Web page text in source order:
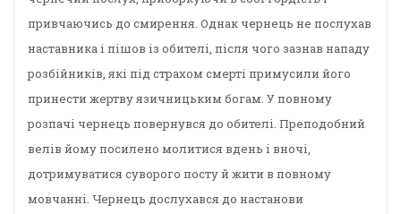
привчаючись до смирення. Однак чернець не послухав
наставника і пішов із обителі, після чого зазнав нападу
розбійників, які під страхом смерті примусили його
принести жертву язичницьким богам. У повному
розпачі чернець повернувся до обителі. Преподобний
велів йому посилено молитися вдень і вночі,
дотримуватися суворого посту й жити в повному
мовчанні. Чернець дослухався до настанови